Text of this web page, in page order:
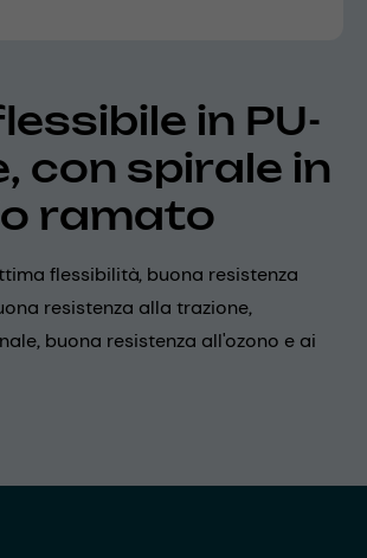
in PU-
con spirale in
ramato
flessibilità, buona resistenza
resistenza alla trazione,
buona resistenza all'ozono e ai